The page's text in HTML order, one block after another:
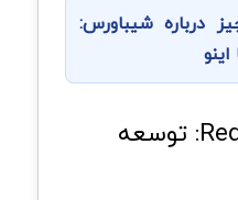
درباره شیباورس:
پروژه متاورس RedFox: توسعه